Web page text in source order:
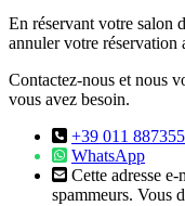
En réservant votre salon
annuler votre réservation
Contactez-nous et nous
vous avez besoin.
+39 011 887355
WhatsApp
Cette adresse
spammeurs. Vous